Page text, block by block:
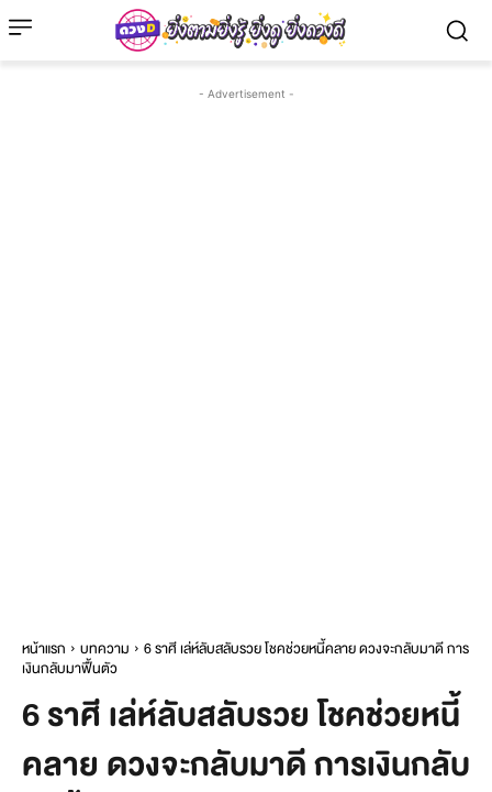
- Advertisement -
หน้าแรก บทความ
6 ราศี เล่ห์ลับสลับรวย โชคช่วยหนี้คลาย ดวงจะกลับมาดี การ
เงินกลับมาฟื้นตัว
6 ราศี เล่ห์ลับสลับรวย โชคช่วยหนี้
คลาย ดวงจะกลับมาดี การเงินกลับ